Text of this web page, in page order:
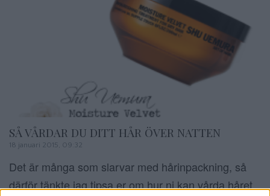
SÅ VÅRDAR DU DITT HÅR ÖVER NATTEN
18 januari 2015, 09:32
Det är många som slarvar med hårinpackning, så
därför tänkte jag tipsa er om hur ni kan vårda håret